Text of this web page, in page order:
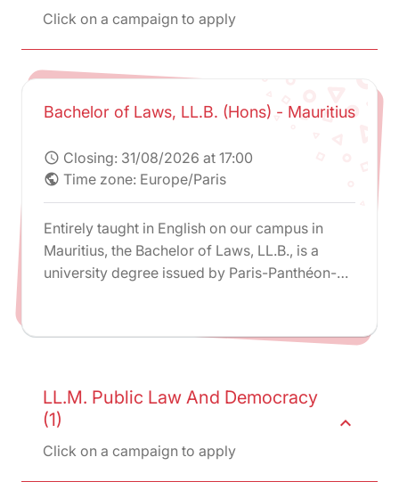
Click on a campaign to apply
Bachelor of Laws, LL.B. (Hons) - Mauritius
schedule Closing: 31/08/2026 at 17:00
public Time zone: Europe/Paris
Entirely taught in English on our campus in
Mauritius, the Bachelor of Laws, LL.B., is a
university degree issued by Paris-Panthéon-
LL.M. Public Law And Democracy
(1)
Click on a campaign to apply
expand_less